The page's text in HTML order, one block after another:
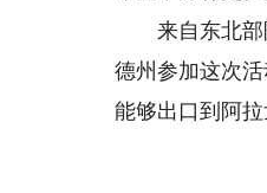
来自东北部阿
德州参加这次
能够出口到阿